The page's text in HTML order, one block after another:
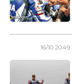
16/10 20:49